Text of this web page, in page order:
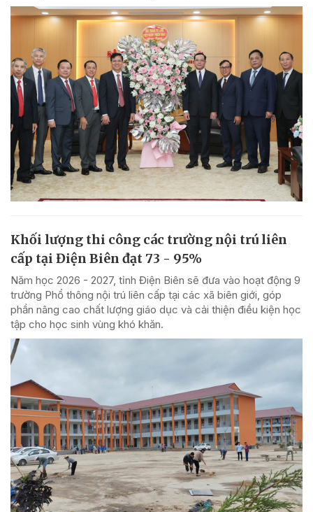
Khối lượng thi công các trường nội trú liên
cấp tại Điện Biên đạt 73 - 95%
Năm học 2026 - 2027, tỉnh Điện Biên sẽ đưa vào hoạt động 9
trường Phổ thông nội trú liên cấp tại các xã biên giới, góp
phần nâng cao chất lượng giáo dục và cải thiện điều kiện học
tập cho học sinh vùng khó khăn.